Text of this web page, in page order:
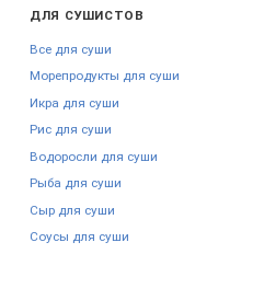
ДЛЯ СУШИСТОВ
Все для суши
Морепродукты для суши
Икра для суши
Рис для суши
Водоросли для суши
Рыба для суши
Сыр для суши
Соусы для суши